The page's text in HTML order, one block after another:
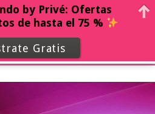
by Privé: Ofertas
de hasta el 75 %
Gratis